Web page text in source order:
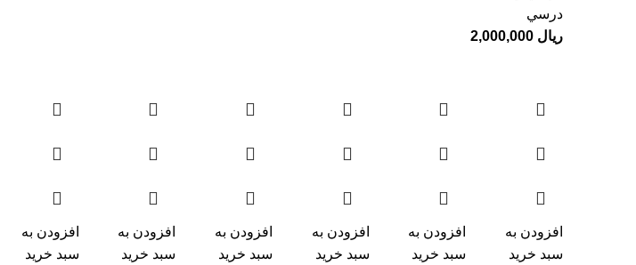
درسي
ریال
افزودن به
سبد خرید
افزودن به
سبد خرید
افزودن به
سبد خرید
افزودن به
سبد خرید
افزودن به
سبد خرید
افزودن به
سبد خرید